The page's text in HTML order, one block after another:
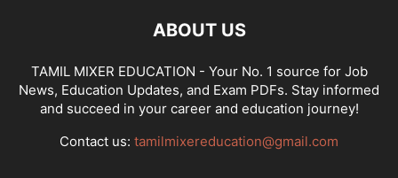
ABOUT US
TAMIL MIXER EDUCATION - Your No. 1 source for Job
News, Education Updates, and Exam PDFs. Stay informed
and succeed in your career and education journey!
Contact us: tamilmixereducation@gmail.com